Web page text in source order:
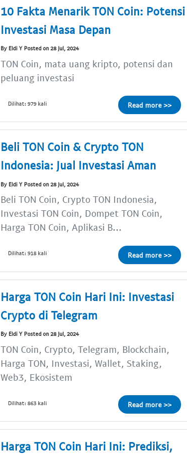
10 Fakta Menarik TON Coin: Potensi
Investasi Masa Depan
By Eldi Y Posted on 28 Jul, 2024
TON Coin, mata uang kripto, potensi dan
peluang investasi
Dilihat: 979 kali Read more >>
Beli TON Coin & Crypto TON
Indonesia: Jual Investasi Aman
By Eldi Y Posted on 28 Jul, 2024
Beli TON Coin, Crypto TON Indonesia,
Investasi TON Coin, Dompet TON Coin,
Harga TON Coin, Aplikasi B...
Dilihat: 918 kali Read more >>
Harga TON Coin Hari Ini: Investasi
Crypto di Telegram
By Eldi Y Posted on 28 Jul, 2024
TON Coin, Crypto, Telegram, Blockchain,
Harga TON, Investasi, Wallet, Staking,
Web3, Ekosistem
Dilihat: 863 kali Read more >>
Harga TON Coin Hari Ini: Prediksi,